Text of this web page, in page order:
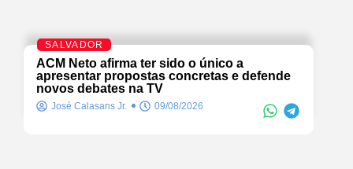
SALVADOR
ACM Neto afirma ter sido o único a
apresentar propostas concretas e defende
novos debates na TV
José Calasans Jr. 09/08/2026